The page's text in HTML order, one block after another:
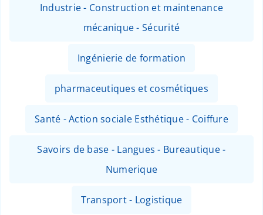
Industrie - Construction et maintenance
mécanique - Sécurité
Ingénierie de formation
pharmaceutiques et cosmétiques
Santé - Action sociale Esthétique - Coiffure
Savoirs de base - Langues - Bureautique -
Numerique
Transport - Logistique